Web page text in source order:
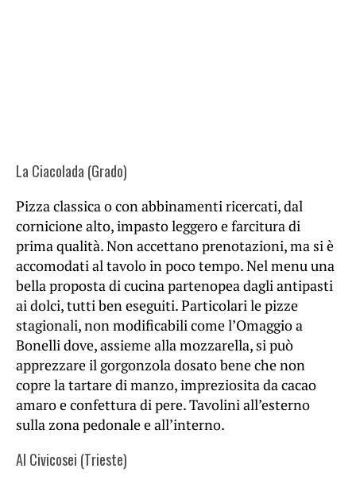
La Ciacolada (Grado)
Pizza classica o con abbinamenti ricercati, dal
cornicione alto, impasto leggero e farcitura di
prima qualità. Non accettano prenotazioni, ma si è
accomodati al tavolo in poco tempo. Nel menu una
bella proposta di cucina partenopea dagli antipasti
ai dolci, tutti ben eseguiti. Particolari le pizze
stagionali, non modificabili come l’Omaggio a
Bonelli dove, assieme alla mozzarella, si può
apprezzare il gorgonzola dosato bene che non
copre la tartare di manzo, impreziosita da cacao
amaro e confettura di pere. Tavolini all’esterno
sulla zona pedonale e all’interno.
Al Civicosei (Trieste)